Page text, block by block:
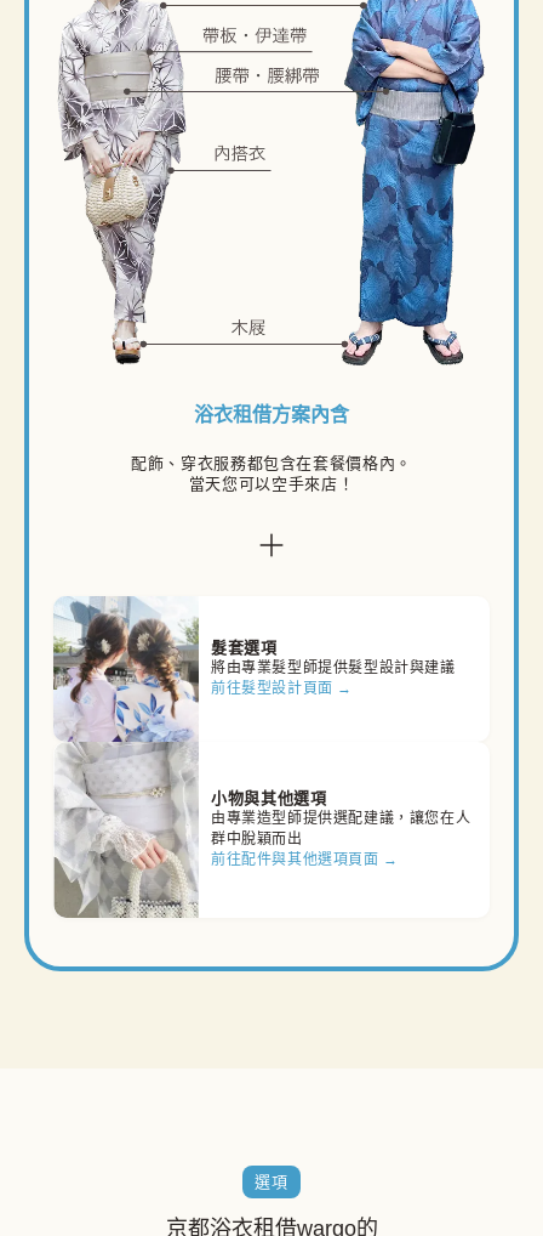
浴衣租借方案內含
配飾、穿衣服務都包含在套餐價格內。
當天您可以空手來店！
髮套選項
將由專業髮型師提供髮型設計與建議
前往髮型設計頁面 →
小物與其他選項
由專業造型師提供選配建議，讓您在人
群中脫穎而出
前往配件與其他選項頁面 →
選項
京都浴衣租借wargo的